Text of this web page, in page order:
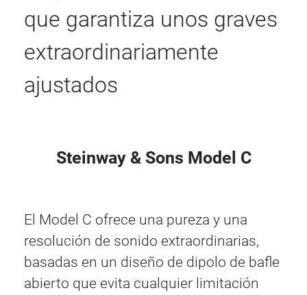
que garantiza unos graves
extraordinariamente
ajustados
Steinway & Sons Model C
El Model C ofrece una pureza y una
resolución de sonido extraordinarias,
basadas en un diseño de dipolo de bafle
abierto que evita cualquier limitación